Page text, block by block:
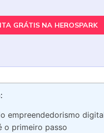
empreendedorismo
o primeiro passo